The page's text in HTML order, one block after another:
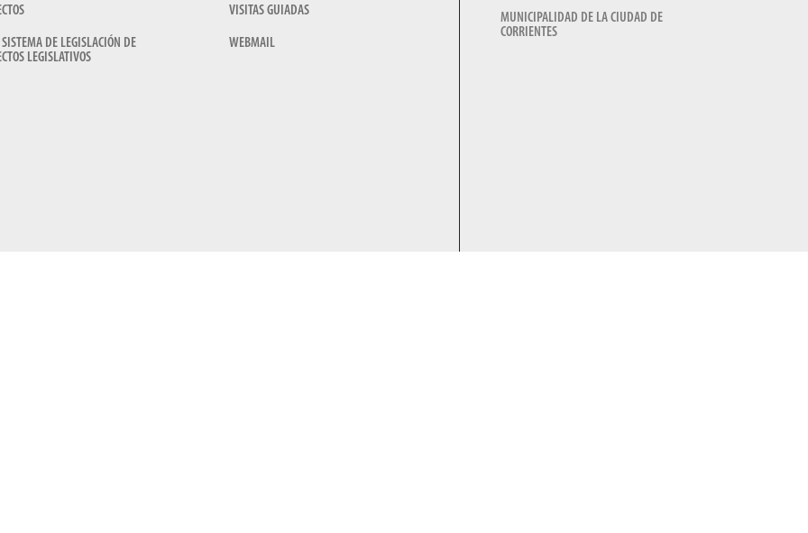
DE LEGISLACIÓN DE
LEGISLATIVOS
VISITAS GUIADAS
WEBMAIL
MUNICIPALIDAD DE LA CIUDAD DE
CORRIENTES